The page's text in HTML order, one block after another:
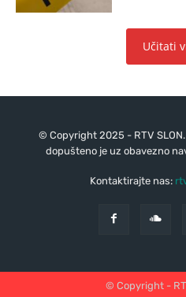
Učitati
© Copyright 2025 - RTV
dopušteno je uz obavezno
Kontaktirajte nas:
© Copyright -